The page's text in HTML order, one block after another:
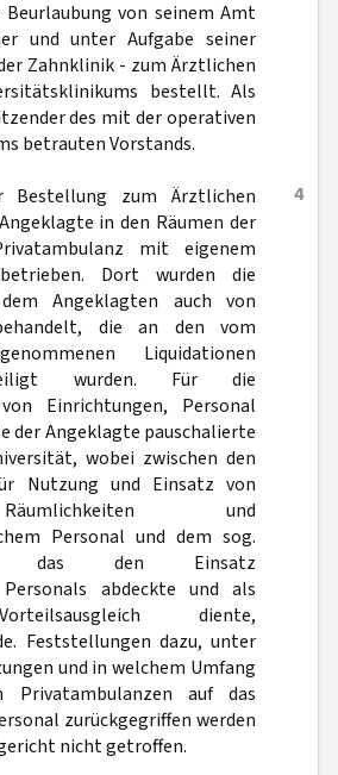
von seinem Amt
und unter Aufgabe seiner
Zahnklinik - zum Ärztlichen
bestellt. Als
des mit der operativen
betrauten Vorstands.
4
Bestellung zum Ärztlichen
in den Räumen der
mit eigenem
Dort wurden die
Angeklagten auch von
die an den vom
Liquidationen
wurden. Für die
Einrichtungen, Personal
der Angeklagte pauschalierte
wobei zwischen den
Nutzung und Einsatz von
und
Personal und dem sog.
das den Einsatz
Personals abdeckte und als
diente,
Feststellungen dazu, unter
und in welchem Umfang
auf das
zurückgegriffen werden
nicht getroffen.